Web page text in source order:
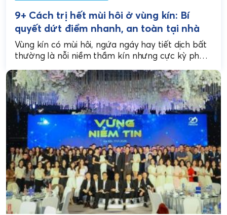
9+ Cách trị hết mùi hôi ở vùng kín: Bí
quyết dứt điểm nhanh, an toàn tại nhà
Vùng kín có mùi hôi, ngứa ngáy hay tiết dịch bất
thường là nỗi niềm thầm kín nhưng cực kỳ phổ